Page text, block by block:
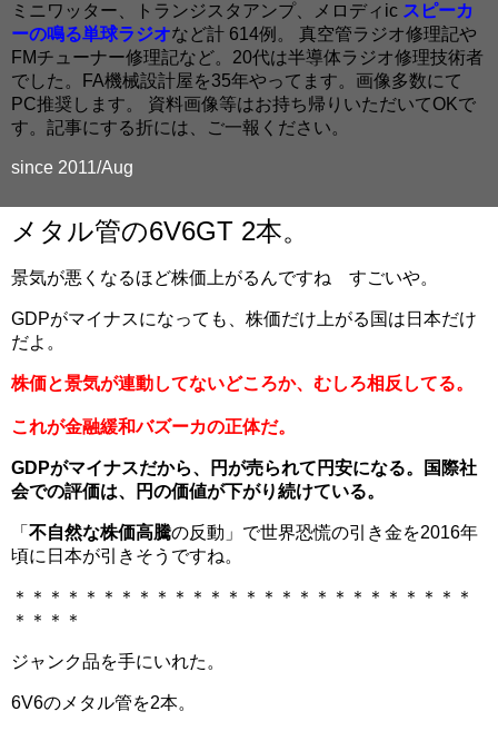
ミニワッター、トランジスタアンプ、メロディic スピーカ
ーの鳴る単球ラジオなど計 614例。 真空管ラジオ修理記や
FMチューナー修理記など。20代は半導体ラジオ修理技術者
でした。FA機械設計屋を35年やってます。画像多数にて
PC推奨します。 資料画像等はお持ち帰りいただいてOKで
す。記事にする折には、ご一報ください。
since 2011/Aug
メタル管の6V6GT 2本。
景気が悪くなるほど株価上がるんですね すごいや。
GDPがマイナスになっても、株価だけ上がる国は日本だけ
だよ。
株価と景気が連動してないどころか、むしろ相反してる。
これが金融緩和バズーカの正体だ。
GDPがマイナスだから、円が売られて円安になる。国際社
会での評価は、円の価値が下がり続けている。
「 不自然な株価高騰の反動」で世界恐慌の引き金を2016年
頃に日本が引きそうですね。
＊＊＊＊＊＊＊＊＊＊＊＊＊＊＊＊＊＊＊＊＊＊＊＊＊＊
＊＊＊＊
ジャンク品を手にいれた。
6V6のメタル管を2本。